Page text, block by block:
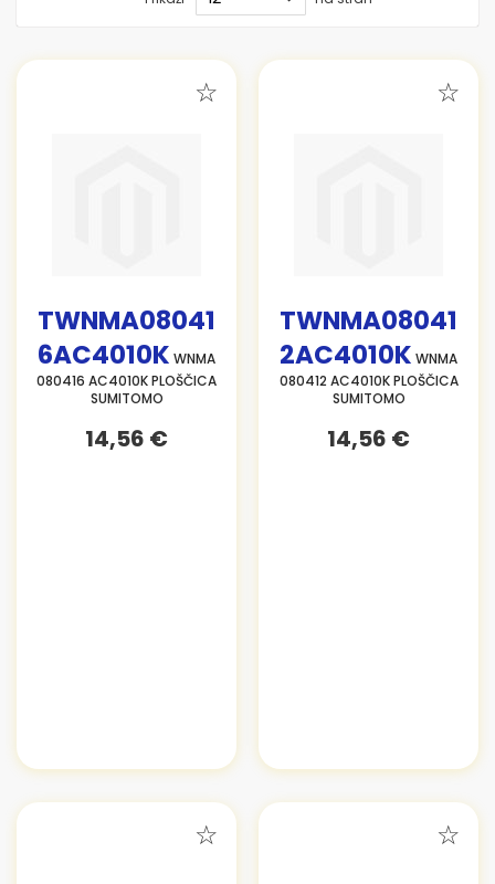
TWNMA08041
6AC4010K WNMA
080416 AC4010K PLOŠČICA
SUMITOMO
14,56 €
TWNMA08041
2AC4010K WNMA
080412 AC4010K PLOŠČICA
SUMITOMO
14,56 €